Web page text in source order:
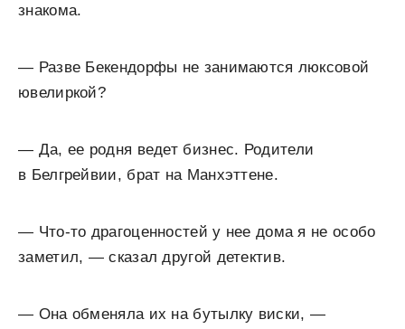
знакома.
— Разве Бекендорфы не занимаются люксовой
ювелиркой?
— Да, ее родня ведет бизнес. Родители
в Белгрейвии, брат на Манхэттене.
— Что-то драгоценностей у нее дома я не особо
заметил, — сказал другой детектив.
— Она обменяла их на бутылку виски, —